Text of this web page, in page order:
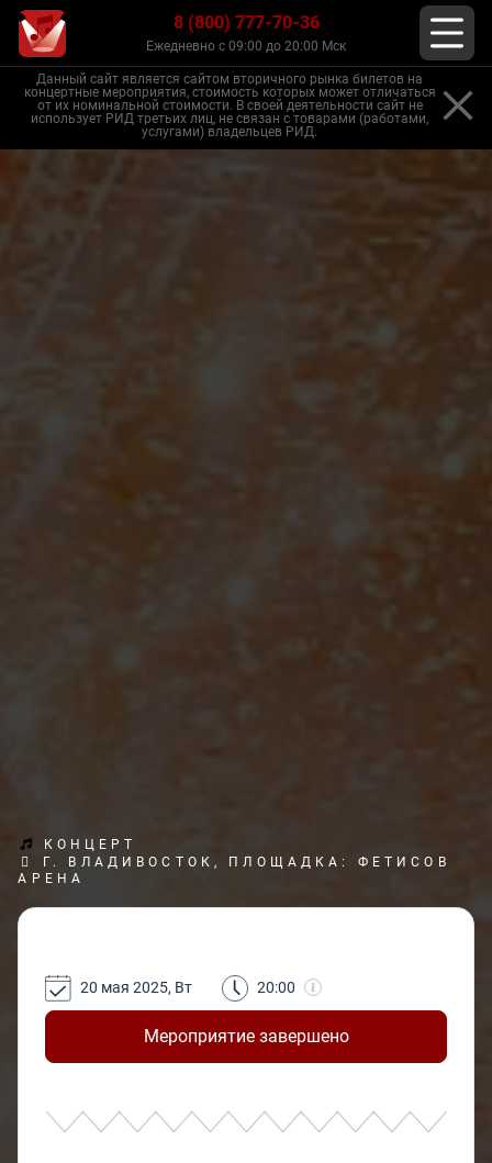
8 (800) 777-70-36
Ежедневно с 09:00 до 20:00 Мск
Данный сайт является сайтом вторичного рынка билетов на
концертные мероприятия, стоимость которых может отличаться
от их номинальной стоимости. В своей деятельности сайт не
использует РИД третьих лиц, не связан с товарами (работами,
услугами) владельцев РИД.
КОНЦЕРТ
Г. ВЛАДИВОСТОК, ПЛОЩАДКА: ФЕТИСОВ
АРЕНА
Мероприятие завершено
20 мая 2025, Вт 20:00